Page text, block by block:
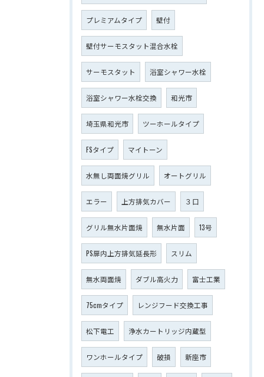
プレミアムタイプ 壁付
壁付サーモスタット混合水栓
サーモスタット 浴室シャワー水栓
浴室シャワー水栓交換 和光市
埼玉県和光市 ツーホールタイプ
FSタイプ マイトーン
水無し両面焼グリル オートグリル
エラー 上方排気カバー ３口
グリル無水片面焼 無水片面 13号
PS扉内上方排気延長形 スリム
無水両面焼 ダブル高火力 富士工業
75cmタイプ レンジフード交換工事
松下電工 浄水カートリッジ内蔵型
ワンホールタイプ 破損 新座市